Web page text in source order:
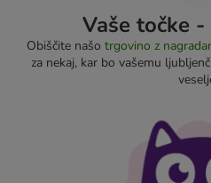
Vaše točke
Obiščite našotrgovino z
za nekaj, kar bo vašemu